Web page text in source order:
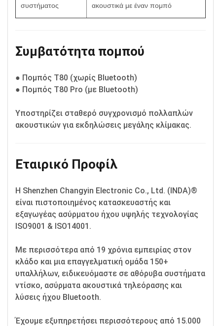
συστήματος
ακουστικά με έναν πομπό
Συμβατότητα πομπού
● Πομπός T80 (χωρίς Bluetooth)
● Πομπός T80 Pro (με Bluetooth)
Υποστηρίζει σταθερό συγχρονισμό πολλαπλών
ακουστικών για εκδηλώσεις μεγάλης κλίμακας.
Εταιρικό Προφίλ
Η Shenzhen Changyin Electronic Co., Ltd. (INDA)®
είναι πιστοποιημένος κατασκευαστής και
εξαγωγέας ασύρματου ήχου υψηλής τεχνολογίας
ISO9001 & ISO14001.
Με περισσότερα από 19 χρόνια εμπειρίας στον
κλάδο και μια επαγγελματική ομάδα 150+
υπαλλήλων, ειδικευόμαστε σε αθόρυβα συστήματα
ντίσκο, ασύρματα ακουστικά τηλεόρασης και
λύσεις ήχου Bluetooth.
Έχουμε εξυπηρετήσει περισσότερους από 15.000